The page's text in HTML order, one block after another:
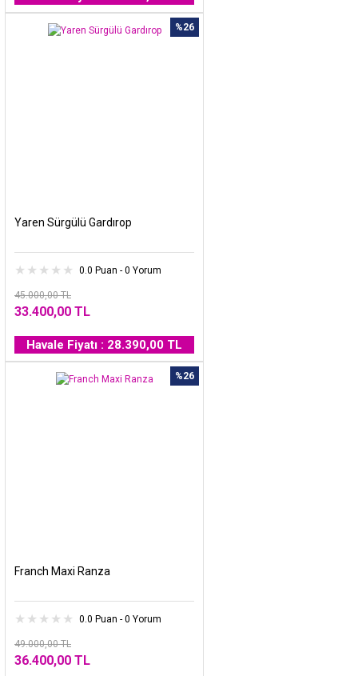
%26
Yaren Sürgülü Gardırop
0.0 Puan - 0 Yorum
45.000,00 TL
33.400,00 TL
Havale Fiyatı : 28.390,00 TL
%26
Franch Maxi Ranza
0.0 Puan - 0 Yorum
49.000,00 TL
36.400,00 TL